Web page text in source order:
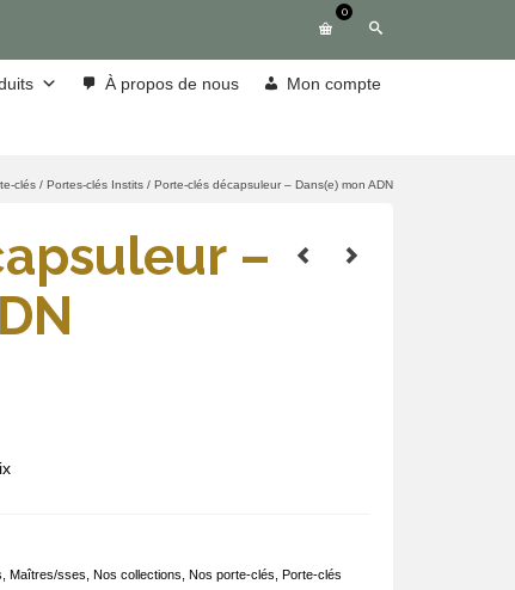
0
À propos de nous Mon compte
clés / Portes-clés Instits / Porte-clés décapsuleur – Dans(e) mon ADN
–
Maîtres/sses Nos collections Nos porte-clés Porte-clés